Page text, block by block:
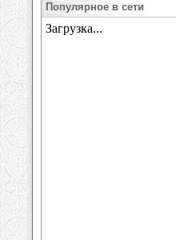
Популярное в сети